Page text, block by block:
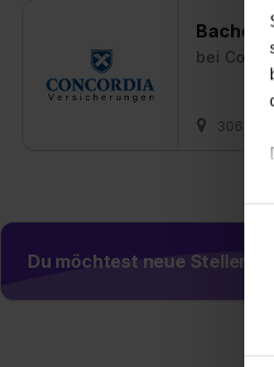
bei
30625
Du möchtest neue Stellen